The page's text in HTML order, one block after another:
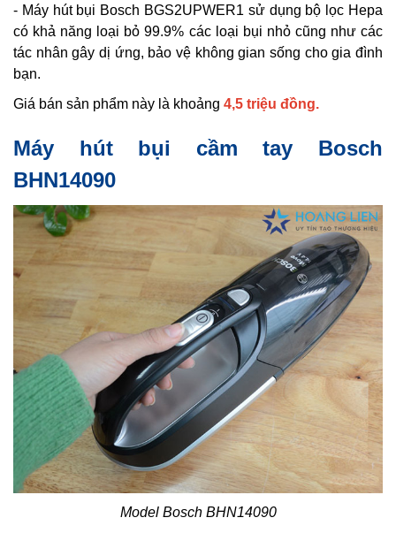
- Máy hút bụi Bosch BGS2UPWER1 sử dụng bộ lọc Hepa
có khả năng loại bỏ 99.9% các loại bụi nhỏ cũng như các
tác nhân gây dị ứng, bảo vệ không gian sống cho gia đình
bạn.
Giá bán sản phẩm này là khoảng 4,5 triệu đồng.
Máy hút bụi cầm tay Bosch
BHN14090
Model Bosch BHN14090